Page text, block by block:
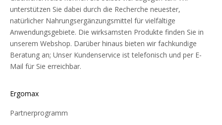
Alterung, die durch die Exposition der Haut gegenüber
Umweltfaktoren wie Rauch, Sonnenlicht oder
Luftverschmutzung verursacht wird. Obwohl die beiden
Formen unterschiedlich sind, haben sie gemeinsam, dass die
Hautalterung teilweise auf oxidativen Stress durch freie
Radikale zurückzuführen ist. Die Verwendung von
gilt weithin als wirksamer Ansatz, um den Alterungsprozess der
Die Qualität von Bluelene®
unterstützen Sie dabei durch die Recherche neuester,
natürlicher Nahrungsergänzungsmittel für vielfältige
Anwendungsgebiete. Die wirksamsten Produkte finden Sie in
unserem Webshop. Darüber hinaus bieten wir fachkundige
Beratung an; Unser Kundenservice ist telefonisch und per E-
Mail für Sie erreichbar.
Ergomax
Partnerprogramm